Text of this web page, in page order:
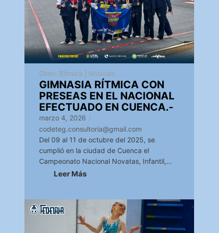
Gimn. Rítmica Noticias
GIMNASIA RÍTMICA CON
PRESEAS EN EL NACIONAL
EFECTUADO EN CUENCA.-
marzo 4, 2026 /
codeteg.consultoria@gmail.com
Del 09 al 11 de octubre del 2025, se
cumplió en la ciudad de Cuenca el
Campeonato Nacional Novatas, Infantil,...
Leer Más